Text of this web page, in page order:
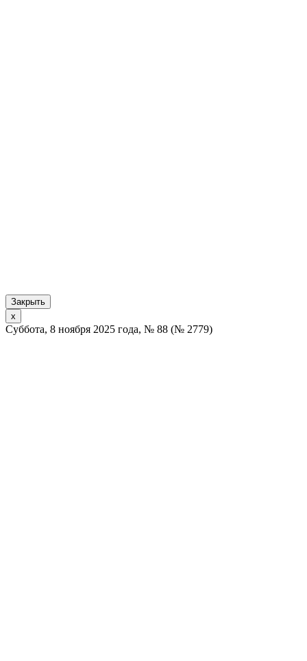
Закрыть
x
Суббота, 8 ноября 2025 года, № 88 (№ 2779)